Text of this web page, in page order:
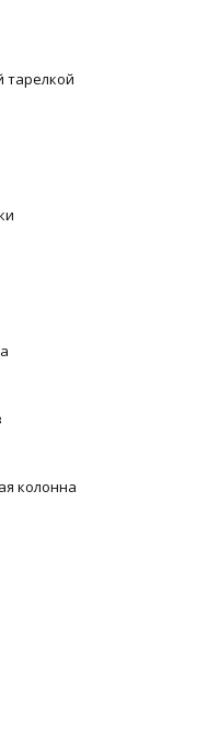
тарелкой
колонна